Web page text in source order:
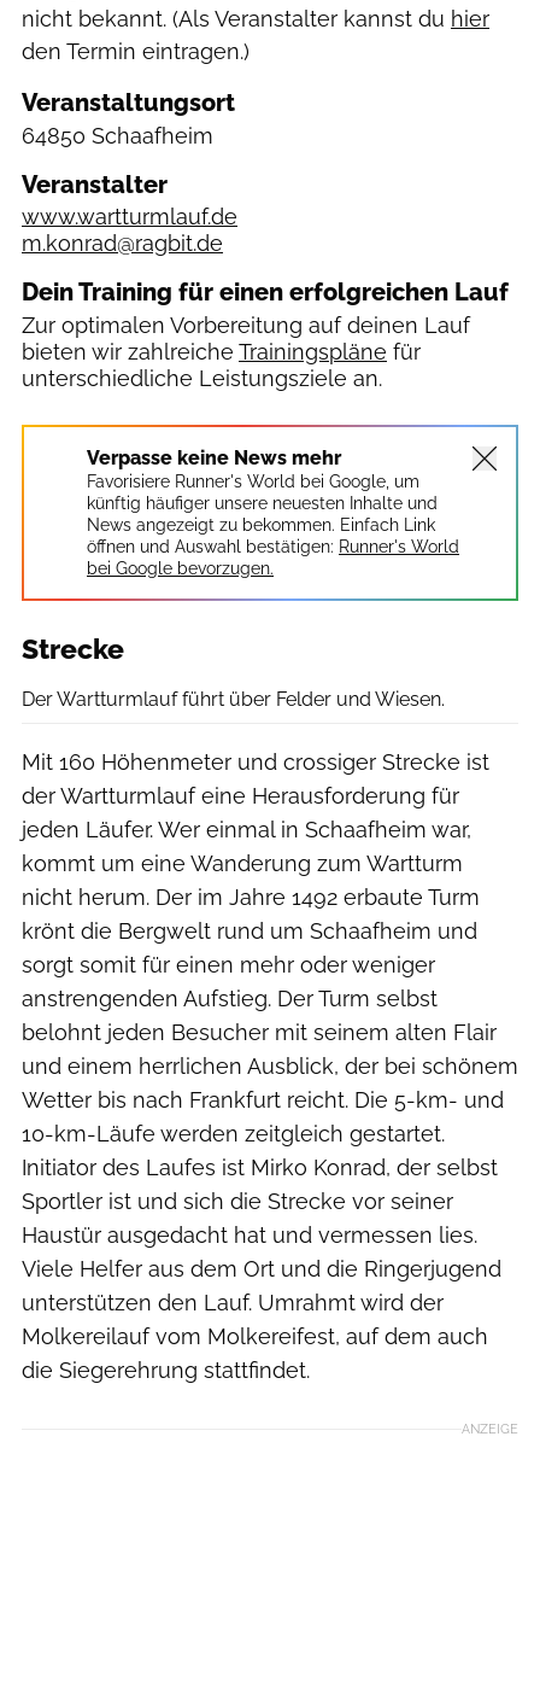
nicht bekannt. (Als Veranstalter kannst du hier
den Termin eintragen.)
Veranstaltungsort
64850 Schaafheim
Veranstalter
www.wartturmlauf.de
m.konrad@ragbit.de
Dein Training für einen erfolgreichen Lauf
Zur optimalen Vorbereitung auf deinen Lauf
bieten wir zahlreiche Trainingspläne für
unterschiedliche Leistungsziele an.
Verpasse keine News mehr
Favorisiere Runner's World bei Google, um
künftig häufiger unsere neuesten Inhalte und
News angezeigt zu bekommen. Einfach Link
öffnen und Auswahl bestätigen: Runner's World
bei Google bevorzugen.
Strecke
Der Wartturmlauf führt über Felder und Wiesen.
Mit 160 Höhenmeter und crossiger Strecke ist
der Wartturmlauf eine Herausforderung für
jeden Läufer. Wer einmal in Schaafheim war,
kommt um eine Wanderung zum Wartturm
nicht herum. Der im Jahre 1492 erbaute Turm
krönt die Bergwelt rund um Schaafheim und
sorgt somit für einen mehr oder weniger
anstrengenden Aufstieg. Der Turm selbst
belohnt jeden Besucher mit seinem alten Flair
und einem herrlichen Ausblick, der bei schönem
Wetter bis nach Frankfurt reicht. Die 5-km- und
10-km-Läufe werden zeitgleich gestartet.
Initiator des Laufes ist Mirko Konrad, der selbst
Sportler ist und sich die Strecke vor seiner
Haustür ausgedacht hat und vermessen lies.
Viele Helfer aus dem Ort und die Ringerjugend
unterstützen den Lauf. Umrahmt wird der
Molkereilauf vom Molkereifest, auf dem auch
die Siegerehrung stattfindet.
ANZEIGE